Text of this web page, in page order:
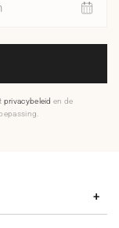
privacybeleid en de